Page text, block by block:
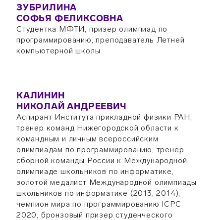
ЗУБРИЛИНА
СОФЬЯ ФЕЛИКСОВНА
Студентка МФТИ, призер олимпиад по
программированию, преподаватель Летней
компьютерной школы
КАЛИНИН
НИКОЛАЙ АНДРЕЕВИЧ
Аспирант Института прикладной физики РАН,
тренер команд Нижегородской области к
командным и личным всероссийским
олимпиадам по программированию, тренер
сборной команды России к Международной
олимпиаде школьников по информатике,
золотой медалист Международной олимпиады
школьников по информатике (2013, 2014),
чемпион мира по программированию ICPC
2020, бронзовый призер студенческого